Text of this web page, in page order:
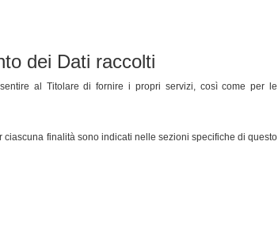
dei Dati raccolti
al Titolare di fornire i propri servizi, così come per le
ciascuna finalità sono indicati nelle sezioni specifiche di questo